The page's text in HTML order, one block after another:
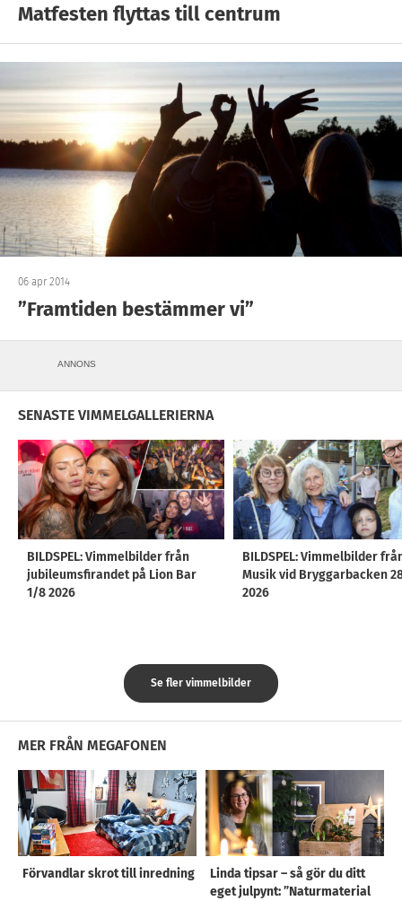
Matfesten flyttas till centrum
06 apr 2014
”Framtiden bestämmer vi”
ANNONS
SENASTE VIMMELGALLERIERNA
BILDSPEL: Vimmelbilder från
jubileumsfirandet på Lion Bar
1/8 2026
BILDSPEL: Vimmelbilder
Musik vid Bryggarbacken
2026
Se fler vimmelbilder
MER FRÅN MEGAFONEN
Förvandlar skrot till inredning
Linda tipsar – så gör du ditt
eget julpynt: ”Naturmaterial